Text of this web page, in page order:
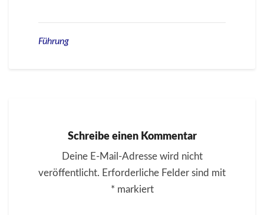
Führung
Schreibe einen Kommentar
Deine E-Mail-Adresse wird nicht
veröffentlicht. Erforderliche Felder sind mit
* markiert